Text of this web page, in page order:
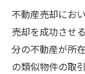
不動産売却にお
売却を成功させ
分の不動産が所
の類似物件の取